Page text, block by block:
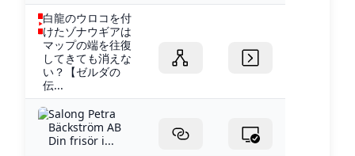
白龍のウロコを付
けたゾナウギアは
マップの端を往復
してきても消えな
い？【ゼルダの
伝...
Salong Petra
Bäckström AB
Din frisör i...